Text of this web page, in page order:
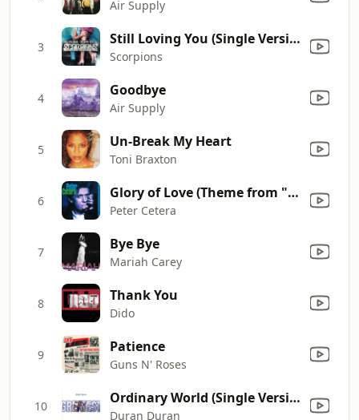
Air Supply
3 Still Loving You (Single Version)
Scorpions
4 Goodbye
Air Supply
5 Un-Break My Heart
Toni Braxton
6 Glory of Love (Theme from "the Karate Kid, Pt. II")
Peter Cetera
7 Bye Bye
Mariah Carey
8 Thank You
Dido
9 Patience
Guns N' Roses
10 Ordinary World (Single Version)
Duran Duran